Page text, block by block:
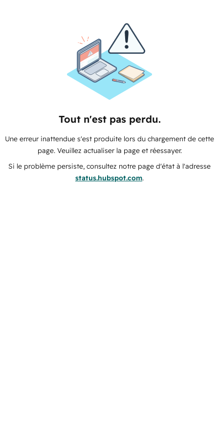
Tout n'est pas perdu.
Une erreur inattendue s'est produite lors du chargement de cette
page. Veuillez actualiser la page et réessayer.
Si le problème persiste, consultez notre page d'état à l'adresse
status.hubspot.com.